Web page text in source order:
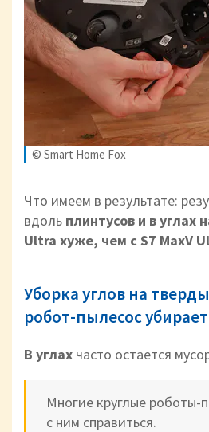
© Smart Home Fox
Что имеем в результате:
вдоль плинтусов и в углах
Ultra хуже, чем с S7 MaxV
Уборка углов на
робот-пылесос
В углах часто остается
Многие круглые роботы-
с ним справиться.